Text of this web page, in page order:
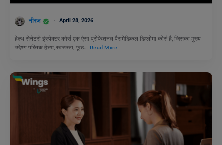
नीरज April 28, 2026
हेल्थ सेनेटरी इंस्पेक्टर कोर्स एक ऐसा प्रोफेशनल पैरामेडिकल डिप्लोमा कोर्स है, जिसका मुख्य
उद्देश्य पब्लिक हेल्थ, स्वच्छता, फूड… Read More